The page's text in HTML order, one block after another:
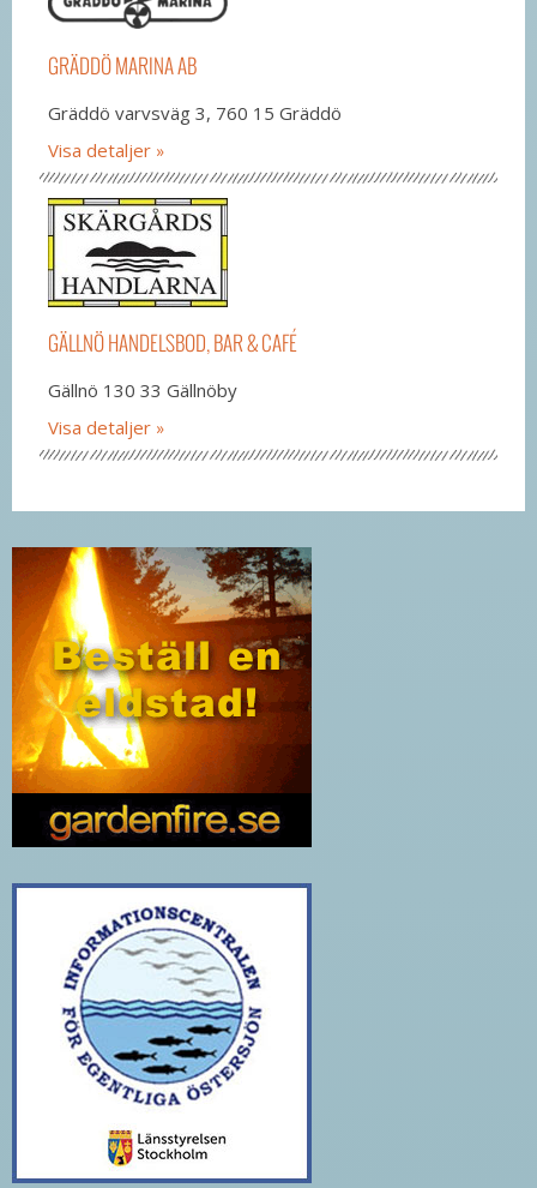
GRÄDDÖ MARINA AB
Gräddö varvsväg 3, 760 15 Gräddö
Visa detaljer
GÄLLNÖ HANDELSBOD, BAR & CAFÉ
Gällnö 130 33 Gällnöby
Visa detaljer